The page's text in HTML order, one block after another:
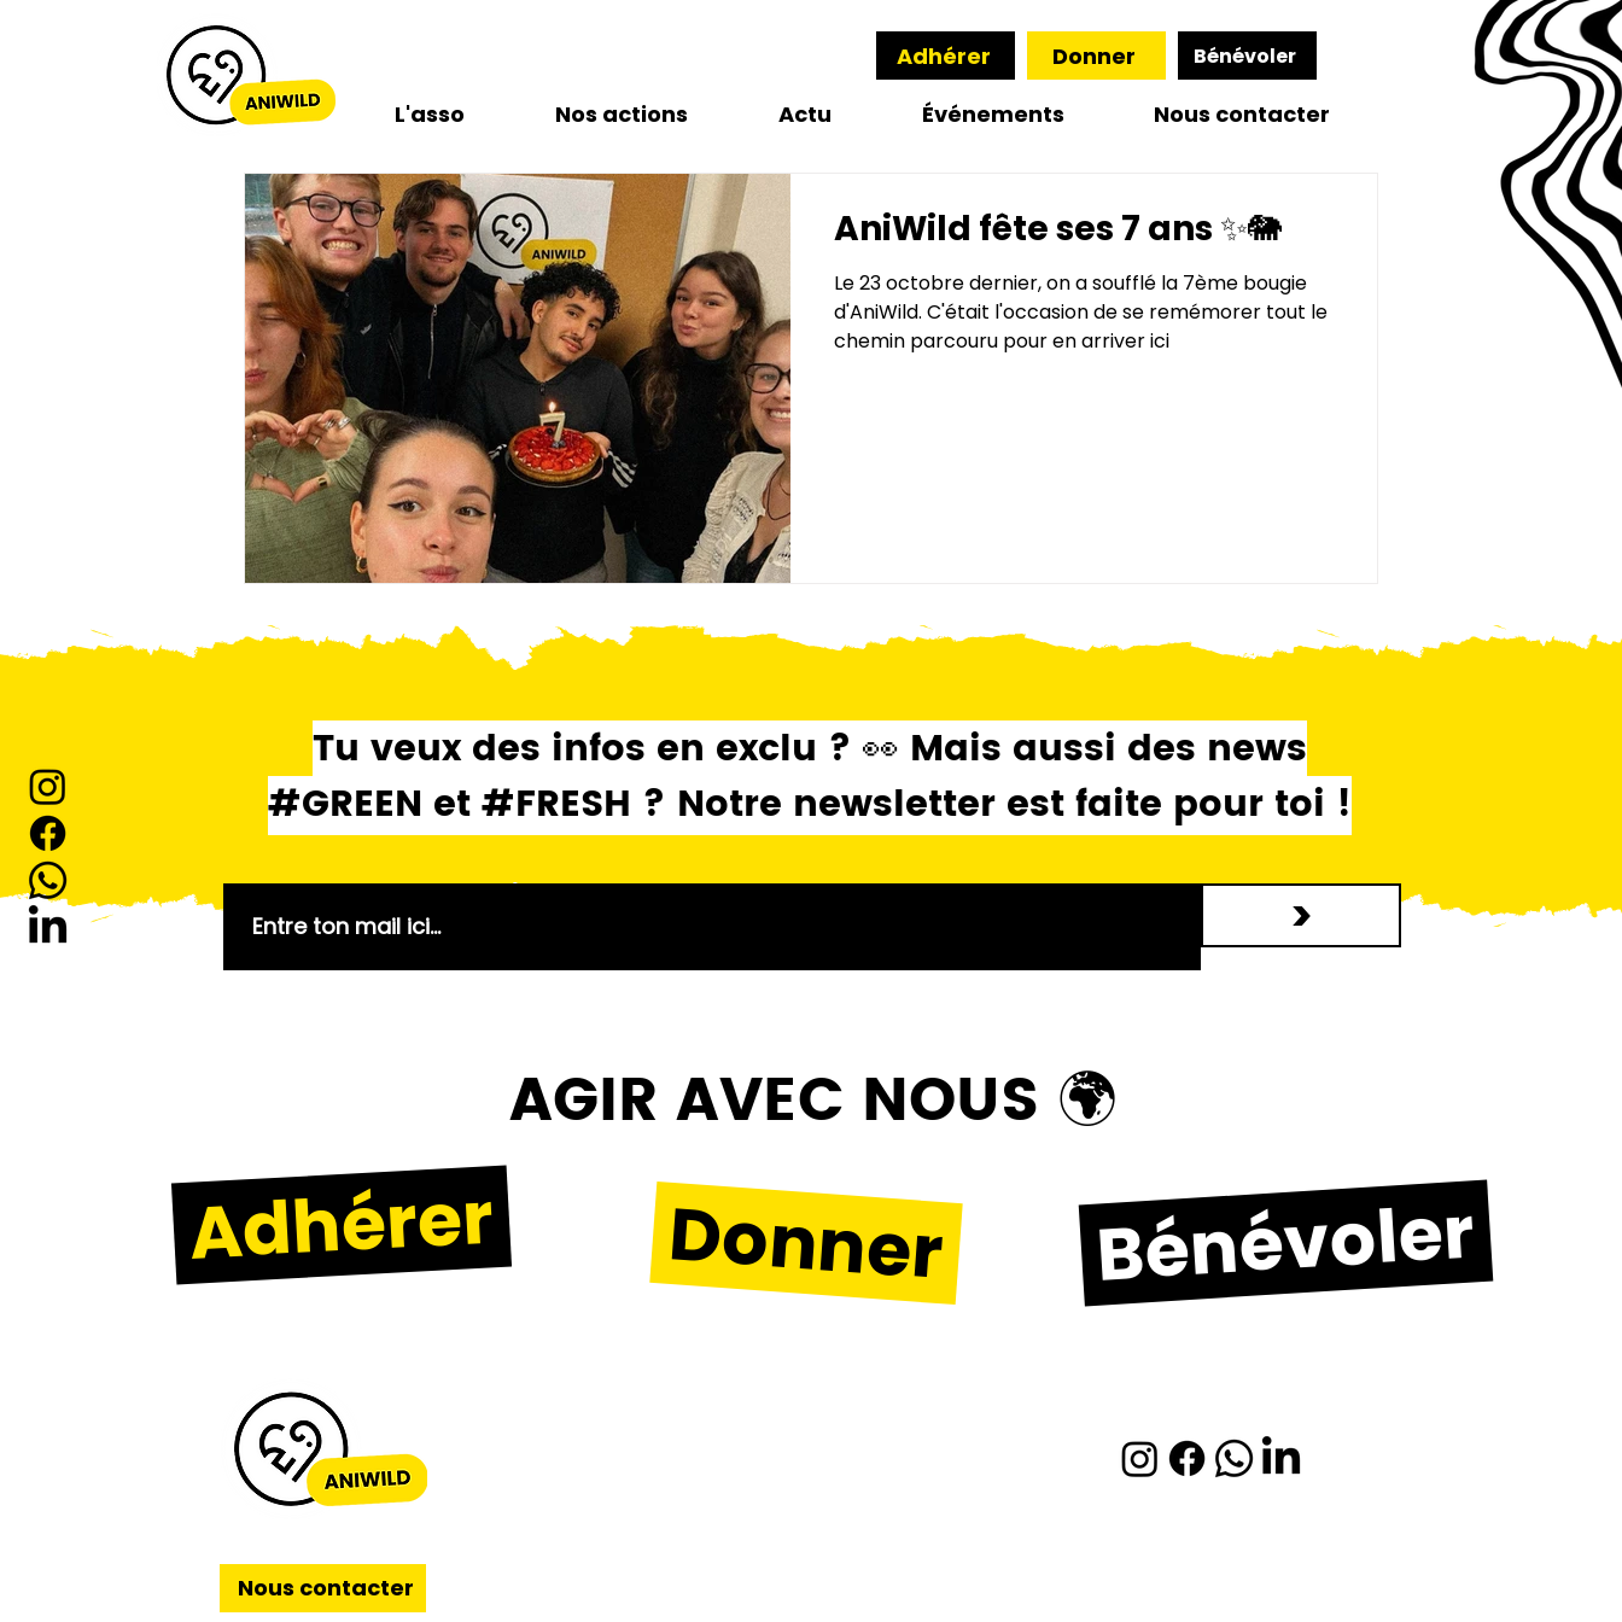
Adhérer Donner Bénévoler
L'asso Nos actions Actu Événements Nous contacter
AniWild fête ses 7 ans ✨🐘
Le 23 octobre dernier, on a soufflé la 7ème bougie
d'AniWild. C'était l'occasion de se remémorer tout le
chemin parcouru pour en arriver ici
Tu veux des infos en exclu ? 👀 Mais aussi des news
#GREEN et #FRESH ? Notre newsletter est faite pour toi !
>
AGIR AVEC NOUS 🌍
Adhérer Donner Bénévoler
Nous contacter